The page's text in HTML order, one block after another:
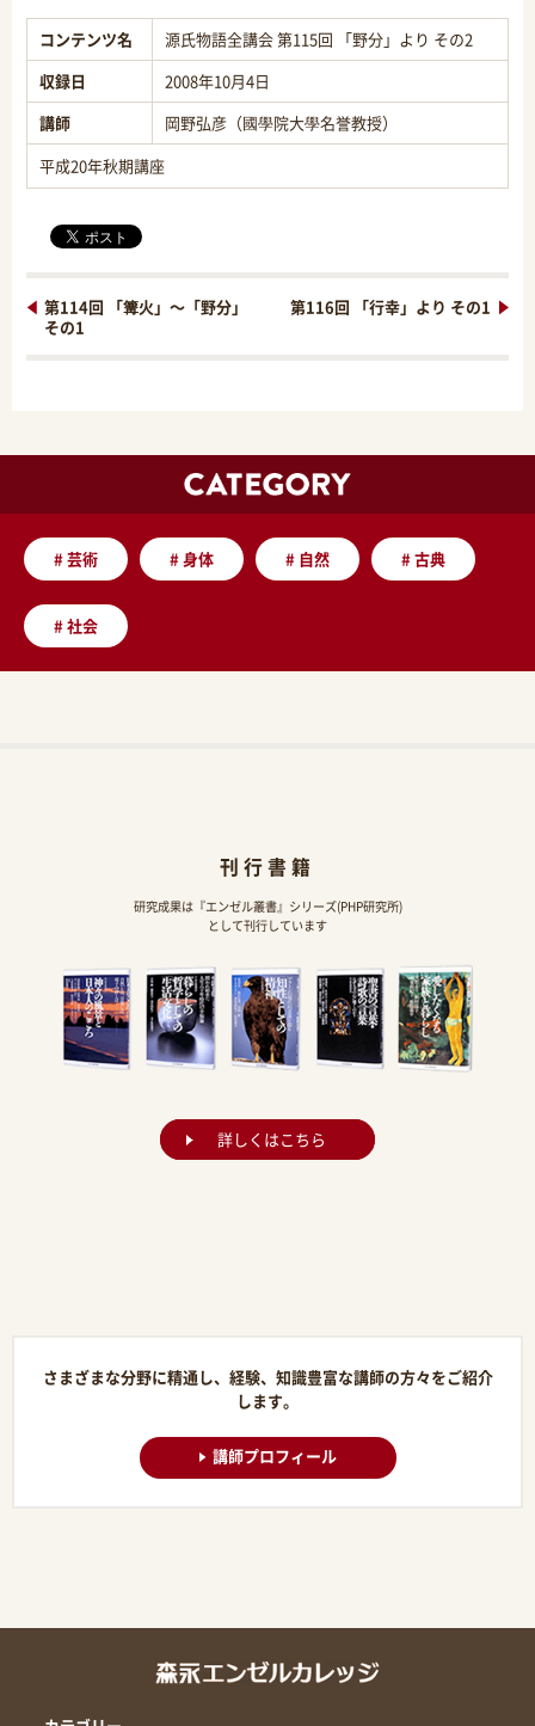
コンテンツ名
源氏物語全講会 第115回 「野分」より その2
収録日
2008年10月4日
講師
岡野弘彦（國學院大學名誉教授）
平成20年秋期講座
第114回 「篝火」～「野分」
その1
第116回 「行幸」より その1
#芸術 #身体 # 自然 #古典
#社会
刊行書籍
研究成果は『エンゼル叢書』シリーズ(PHP研究所)
として刊行しています
詳しくはこちら
さまざまな分野に精通し、経験、知識豊富な講師の方々をご紹介
します。
講師プロフィール